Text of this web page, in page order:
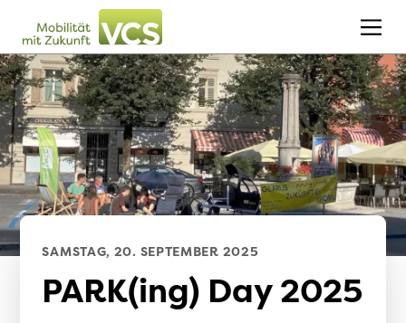
SAMSTAG, 20. SEPTEMBER 2025
PARK(ing) Day 2025